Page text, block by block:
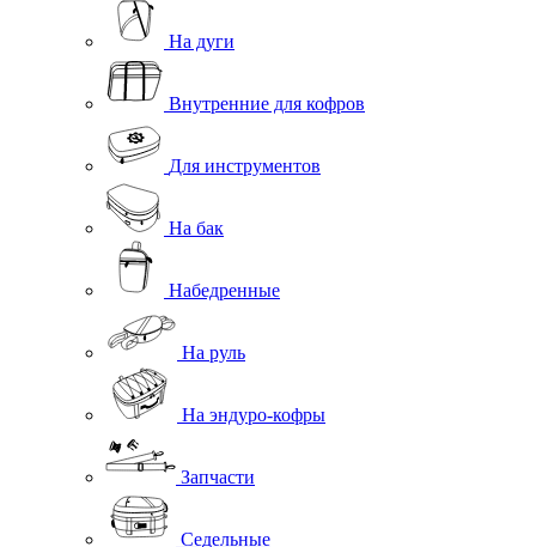
На дуги
Внутренние для кофров
Для инструментов
На бак
Набедренные
На руль
На эндуро-кофры
Запчасти
Седельные